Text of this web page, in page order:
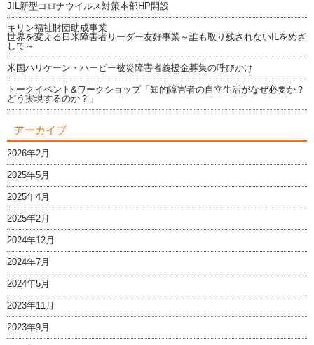
JIL新型コロナウイルス対策本部HP開設
キリン福祉財団助成事業
世界を変える日米障害者リーダー友好事業～誰も取り残されないILをめざ
して～
米国ハリケーン・ハービー被災障害者義援金募集の呼びかけ
トークイベント&ワークショップ「知的障害者の自立生活がなぜ必要か？
どう実現するのか？」
アーカイブ
2026年2月
2025年5月
2025年4月
2025年2月
2024年12月
2024年7月
2024年5月
2023年11月
2023年9月